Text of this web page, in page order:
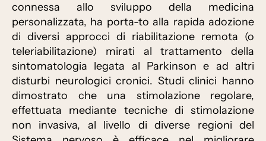
connessa allo sviluppo della medicina
personalizzata, ha porta-to alla rapida adozione
di diversi approcci di riabilitazione remota (o
teleriabilitazione) mirati al trattamento della
sintomatologia legata al Parkinson e ad altri
disturbi neurologici cronici. Studi clinici hanno
dimostrato che una stimolazione regolare,
effettuata mediante tecniche di stimolazione
non invasiva, al livello di diverse regioni del